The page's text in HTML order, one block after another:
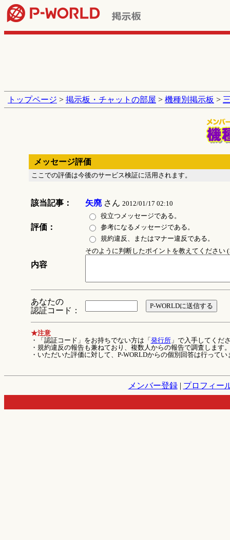
トップページ > 掲示板・チャットの部屋 > 機種別掲示板 >
メッセージ評価
ここでの評価は今後のサービス検証に活用されます。
該当記事： 矢廃さん 2012/01/17 02:10
評価：
役立つメッセージである。
参考になるメッセージである。
規約違反、またはマナー違反である。
内容
そのように判断したポイントを教えてください
あなたの
認証コード：
★注意
・「認証コード」をお持ちでない方は「 発行所」で入手してくだ
・規約違反の報告も兼ねており、複数人からの報告で調査します
・いただいた評価に対して、P-WORLDからの個別回答は行ってい
メンバー登録| プロフィー